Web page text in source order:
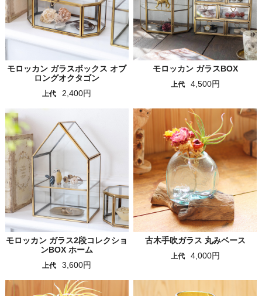
モロッカン ガラスボックス オブ
ロングオクタゴン
上代 2,400円
モロッカン ガラスBOX
上代 4,500円
モロッカン ガラス2段コレクショ
ンBOX ホーム
上代 3,600円
古木手吹ガラス 丸みベース
上代 4,000円